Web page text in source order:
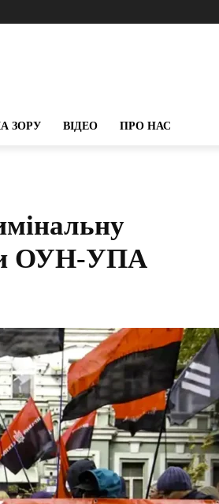
ЗОРУ ВІДЕО ПРО НАС
ОУН-УПА